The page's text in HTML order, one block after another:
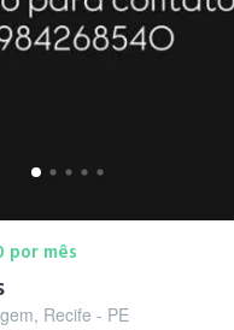
por mês
Recife - PE